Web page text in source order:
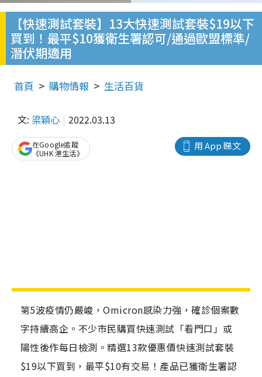
【快速測試套裝】13大快速測試套裝$19以下
買到！最平$10獲衛生署認可/通過歐盟標準/
潛伏期適用
首頁 購物情報 生活百貨
文: 梁穎心 2022.03.13
用 App 睇文
在Google追蹤
《UHK 港生活》
第5波疫情仍嚴峻，Omicron感染力強，確診個案數
字持續高企。不少市民購買快速測試「看門口」或
陽性後作每日檢測。精選13款優惠價快速測試套裝
$19以下買到，最平$10有交易！產品已獲衛生署認